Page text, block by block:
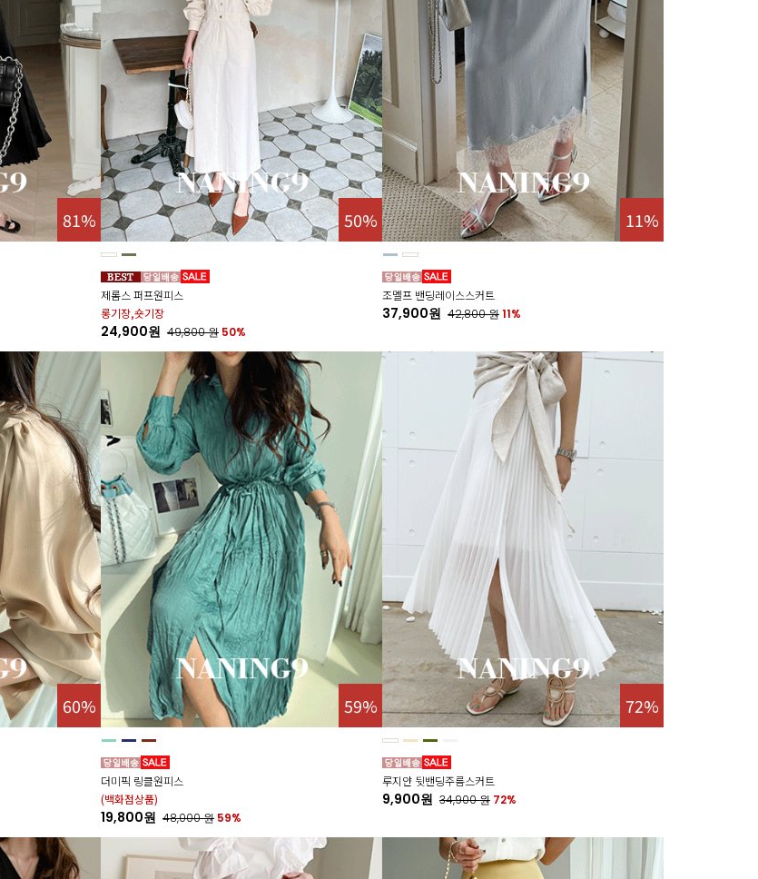
81% 50%
제롬스 퍼프원피스
롱기장,숏기장
24,900원 49,800원 50%
11%
조멜프 밴딩레이스스커트
37,900원 42,800원11%
60% 59%
더미픽 링클원피스
(백화점상품)
19,800원 48,000원 59%
72%
루지얀 뒷밴딩주름스커트
9,900원 34,900원 72%